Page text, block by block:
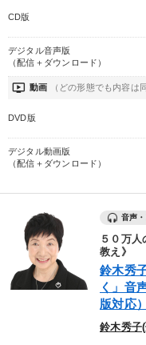
CD版
デジタル音声版
（配信＋ダウンロード）
ondemand_video 動画 （どの形態でも内容は
DVD版
デジタル動画版
（配信＋ダウンロード）
音声
５０万
教え》
鈴木秀
く」音
版対応）
鈴木秀子